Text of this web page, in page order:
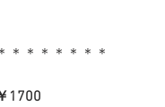
＊＊＊＊＊＊＊
1700